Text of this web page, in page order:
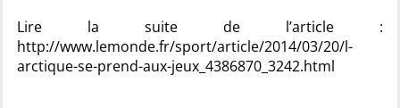
Lire la suite de l’article :
http://www.lemonde.fr/sport/article/2014/03/20/l-
arctique-se-prend-aux-jeux_4386870_3242.html